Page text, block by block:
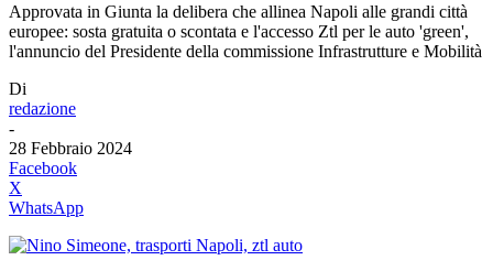
Approvata in Giunta la delibera che allinea Napoli alle grandi città
europee: sosta gratuita o scontata e l'accesso Ztl per le auto 'green',
l'annuncio del Presidente della commissione Infrastrutture e Mobilità
Di
redazione
-
28 Febbraio 2024
Facebook
X
WhatsApp